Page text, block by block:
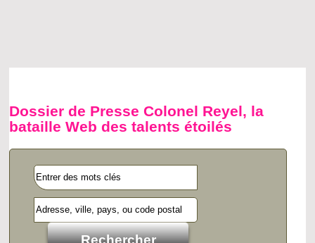
Dossier de Presse Colonel Reyel, la
bataille Web des talents étoilés